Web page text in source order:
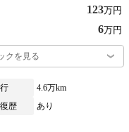
123万円
6万円
クを見る
4.6万km
歴
あり